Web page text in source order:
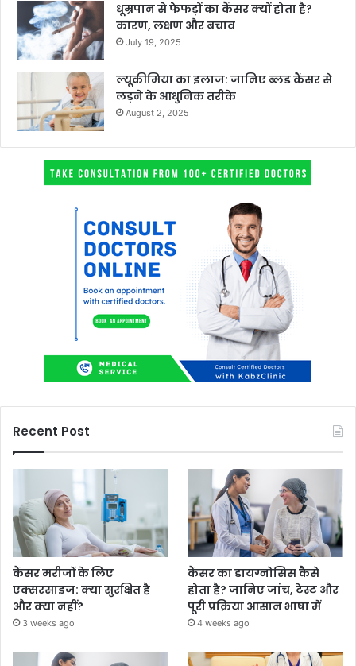
धूम्रपान से फेफड़ों का कैंसर क्यों होता है?
कारण, लक्षण और बचाव
July 19, 2025
ल्यूकीमिया का इलाज: जानिए ब्लड कैंसर से
लड़ने के आधुनिक तरीके
August 2, 2025
Recent Post
कैंसर मरीजों के लिए
एक्सरसाइज: क्या सुरक्षित है
और क्या नहीं?
3 weeks ago
कैंसर का डायग्नोसिस कैसे
होता है? जानिए जांच, टेस्ट और
पूरी प्रक्रिया आसान भाषा में
4 weeks ago